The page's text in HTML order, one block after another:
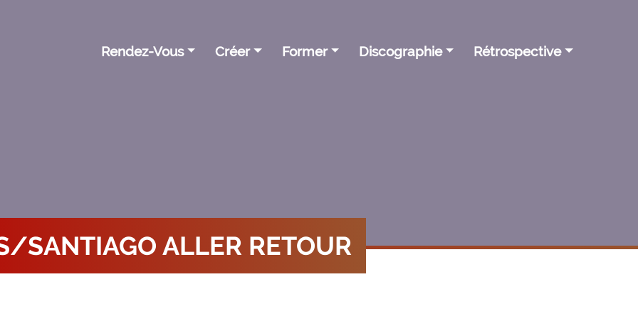
Rendez-Vous Créer Former Discographie Rétrospective
SANTIAGO ALLER RETOUR